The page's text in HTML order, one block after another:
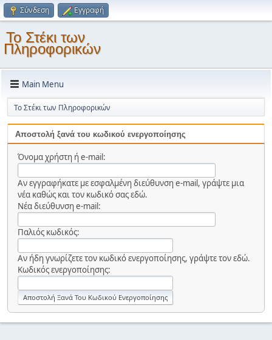
Σύνδεση Εγγραφή
Το Στέκι των
Πληροφορικών
Main Menu
Το Στέκι των Πληροφορικών
Αποστολή ξανά του κωδικού ενεργοποίησης
Όνομα χρήστη ή e-mail:
Αν εγγραφήκατε με εσφαλμένη διεύθυνση e-mail, γράψτε μια
νέα καθώς και τον κωδικό σας εδώ.
Νέα διεύθυνση e-mail:
Παλιός κωδικός:
Αν ήδη γνωρίζετε τον κωδικό ενεργοποίησης, γράψτε τον εδώ.
Κωδικός ενεργοποίησης: